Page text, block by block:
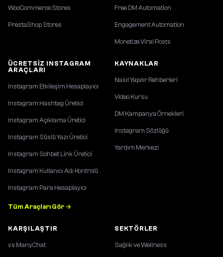
WooCommerce Stores
PrestaShop Stores
Free DM Automation
Engagement Automation
Monetize Viral Posts
ÜCRETSIZ INSTAGRAM
ARAÇLARI
Instagram Etkileşim Hesaplayıcı
Instagram Hashtag Üretici
Instagram Açıklama Üretici
Instagram Süslü Yazı Üretici
Instagram Sohbet Link Üretici
Instagram Kullanıcı Adı Kontrolü
Instagram Para Hesaplayıcı
Tüm Araçları Gör →
KAYNAKLAR
Nasıl Yapılır Rehberleri
Video Kursu
DM Kampanya Örnekleri
Instagram Sözlüğü
Yardım Merkezi
KARŞILAŞTIR
vs ManyChat
SEKTÖRLER
Sağlık ve Wellness